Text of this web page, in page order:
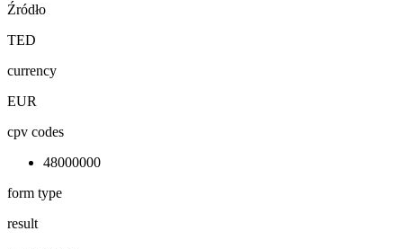
Źródło
TED
currency
EUR
cpv codes
48000000
form type
result